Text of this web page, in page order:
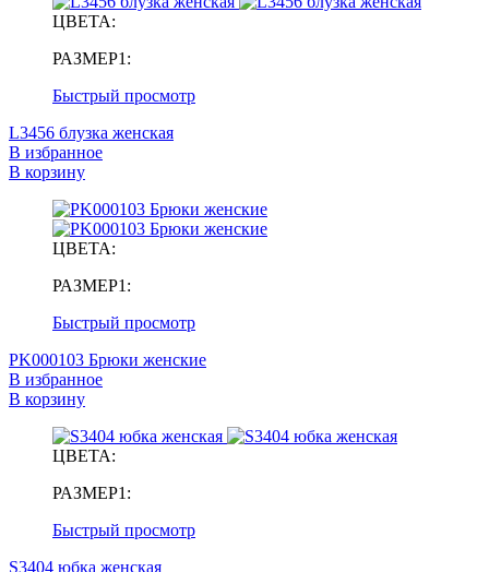
ЦВЕТА:
РАЗМЕР1:
Быстрый просмотр
L3456 блузка женская
В избранное
В корзину
ЦВЕТА:
РАЗМЕР1:
Быстрый просмотр
PK000103 Брюки женские
В избранное
В корзину
ЦВЕТА:
РАЗМЕР1:
Быстрый просмотр
S3404 юбка женская